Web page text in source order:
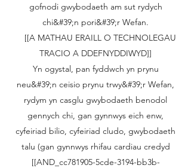
gofnodi gwybodaeth am sut rydych
chi&#39;n pori&#39;r Wefan.
[[A MATHAU ERAILL O TECHNOLEGAU
TRACIO A DDEFNYDDIWYD]]
Yn ogystal, pan fyddwch yn prynu
neu&#39;n ceisio prynu trwy&#39;r Wefan,
rydym yn casglu gwybodaeth benodol
gennych chi, gan gynnwys eich enw,
cyfeiriad bilio, cyfeiriad cludo, gwybodaeth
talu (gan gynnwys rhifau cardiau credyd
[[AND_cc781905-5cde-3194-bb3b-